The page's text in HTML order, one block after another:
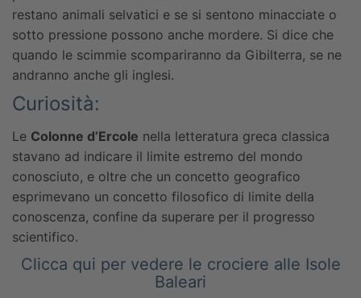
restano animali selvatici e se si sentono minacciate o
sotto pressione possono anche mordere. Si dice che
quando le scimmie scompariranno da Gibilterra, se ne
andranno anche gli inglesi.
Curiosità:
Le Colonne d’Ercole nella letteratura greca classica
stavano ad indicare il limite estremo del mondo
conosciuto, e oltre che un concetto geografico
esprimevano un concetto filosofico di limite della
conoscenza, confine da superare per il progresso
scientifico.
Clicca qui per vedere le crociere alle Isole
Baleari